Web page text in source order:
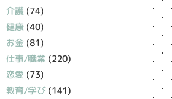
介護(74)
健康(40)
お金 (81)
仕事/職業 (220)
恋愛 (73)
教育/学び(141)